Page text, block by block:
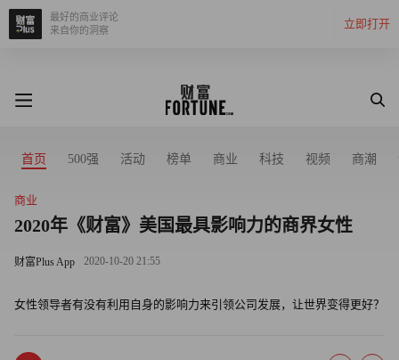
立即打开
最好的商业评论
来自你的洞察
首页 500强 活动 榜单 商业 科技 视频 商潮
商业
2020年《财富》美国最具影响力的商界女性
财富Plus App 2020-10-20 21:55
女性领导者有没有利用自身的影响力来引领公司发展，让世界变得更好？